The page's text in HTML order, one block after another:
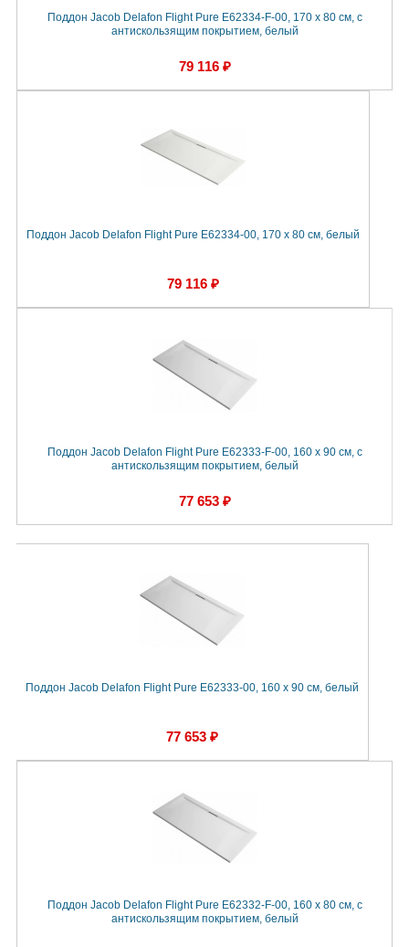
Поддон Jacob Delafon Flight Pure E62334-F-00, 170 x 80 см, с
антискользящим покрытием, белый
79 116 ₽
Поддон Jacob Delafon Flight Pure E62334-00, 170 x 80 см, белый
79 116 ₽
Поддон Jacob Delafon Flight Pure E62333-F-00, 160 x 90 см, с
антискользящим покрытием, белый
77 653 ₽
Поддон Jacob Delafon Flight Pure E62333-00, 160 x 90 см, белый
77 653 ₽
Поддон Jacob Delafon Flight Pure E62332-F-00, 160 x 80 см, с
антискользящим покрытием, белый